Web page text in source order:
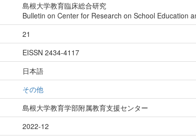
島根大学教育臨床総合研究
Bulletin on Center for Research on School Education
21
EISSN 2434-4117
日本語
その他
島根大学教育学部附属教育支援センター
2022-12